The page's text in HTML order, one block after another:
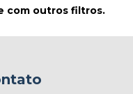
com outros filtros.